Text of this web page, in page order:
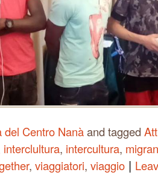
del Centro Nanàand tagged
interclultura, intercultura,
, viaggiatori, viaggio |